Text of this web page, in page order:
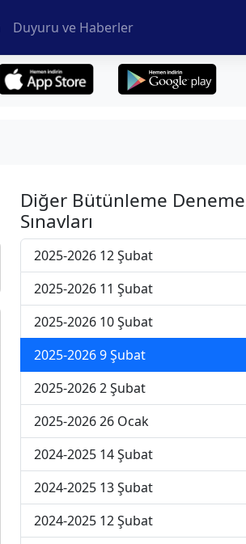
Duyuru ve Haberler
Diğer Bütünleme Deneme
Sınavları
2025-2026 12 Şubat
2025-2026 11 Şubat
2025-2026 10 Şubat
2025-2026 9 Şubat
2025-2026 2 Şubat
2025-2026 26 Ocak
2024-2025 14 Şubat
2024-2025 13 Şubat
2024-2025 12 Şubat